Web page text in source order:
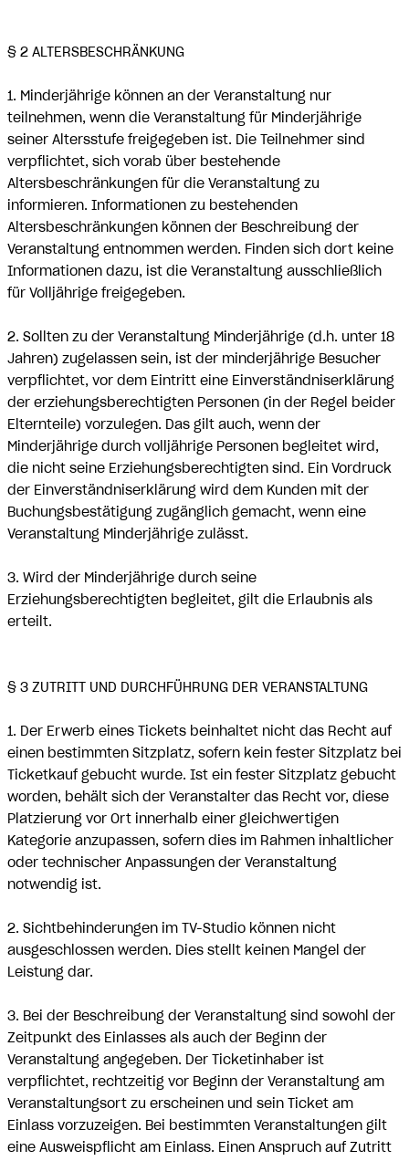
§ 2 ALTERSBESCHRÄNKUNG
1. Minderjährige können an der Veranstaltung nur
teilnehmen, wenn die Veranstaltung für Minderjährige
seiner Altersstufe freigegeben ist. Die Teilnehmer sind
verpflichtet, sich vorab über bestehende
Altersbeschränkungen für die Veranstaltung zu
informieren. Informationen zu bestehenden
Altersbeschränkungen können der Beschreibung der
Veranstaltung entnommen werden. Finden sich dort keine
Informationen dazu, ist die Veranstaltung ausschließlich
für Volljährige freigegeben.
2. Sollten zu der Veranstaltung Minderjährige (d.h. unter 18
Jahren) zugelassen sein, ist der minderjährige Besucher
verpflichtet, vor dem Eintritt eine Einverständniserklärung
der erziehungsberechtigten Personen (in der Regel beider
Elternteile) vorzulegen. Das gilt auch, wenn der
Minderjährige durch volljährige Personen begleitet wird,
die nicht seine Erziehungsberechtigten sind. Ein Vordruck
der Einverständniserklärung wird dem Kunden mit der
Buchungsbestätigung zugänglich gemacht, wenn eine
Veranstaltung Minderjährige zulässt.
3. Wird der Minderjährige durch seine
Erziehungsberechtigten begleitet, gilt die Erlaubnis als
erteilt.
§ 3 ZUTRITT UND DURCHFÜHRUNG DER VERANSTALTUNG
1. Der Erwerb eines Tickets beinhaltet nicht das Recht auf
einen bestimmten Sitzplatz, sofern kein fester Sitzplatz bei
Ticketkauf gebucht wurde. Ist ein fester Sitzplatz gebucht
worden, behält sich der Veranstalter das Recht vor, diese
Platzierung vor Ort innerhalb einer gleichwertigen
Kategorie anzupassen, sofern dies im Rahmen inhaltlicher
oder technischer Anpassungen der Veranstaltung
notwendig ist.
2. Sichtbehinderungen im TV-Studio können nicht
ausgeschlossen werden. Dies stellt keinen Mangel der
Leistung dar.
3. Bei der Beschreibung der Veranstaltung sind sowohl der
Zeitpunkt des Einlasses als auch der Beginn der
Veranstaltung angegeben. Der Ticketinhaber ist
verpflichtet, rechtzeitig vor Beginn der Veranstaltung am
Veranstaltungsort zu erscheinen und sein Ticket am
Einlass vorzuzeigen. Bei bestimmten Veranstaltungen gilt
eine Ausweispflicht am Einlass. Einen Anspruch auf Zutritt